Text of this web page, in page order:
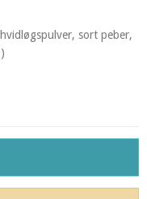
sort peber,